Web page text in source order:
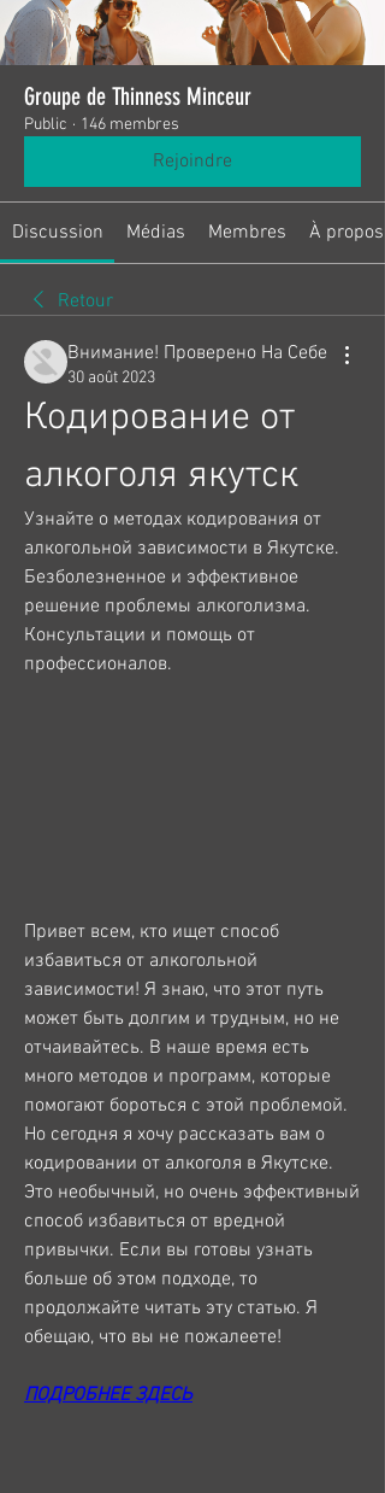
Groupe de Thinness Minceur
Public · 146 membres
Rejoindre
Discussion Médias Membres À propos
Retour
Внимание! Проверено На Себе
30 août 2023
Кодирование от
алкоголя якутск
Узнайте о методах кодирования от
алкогольной зависимости в Якутске.
Безболезненное и эффективное
решение проблемы алкоголизма.
Консультации и помощь от
профессионалов.
Привет всем, кто ищет способ
избавиться от алкогольной
зависимости! Я знаю, что этот путь
может быть долгим и трудным, но не
отчаивайтесь. В наше время есть
много методов и программ, которые
помогают бороться с этой проблемой.
Но сегодня я хочу рассказать вам о
кодировании от алкоголя в Якутске.
Это необычный, но очень эффективный
способ избавиться от вредной
привычки. Если вы готовы узнать
больше об этом подходе, то
продолжайте читать эту статью. Я
обещаю, что вы не пожалеете!
ПОДРОБНЕЕ ЗДЕСЬ